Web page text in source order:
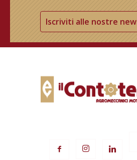
Iscriviti alle nostre